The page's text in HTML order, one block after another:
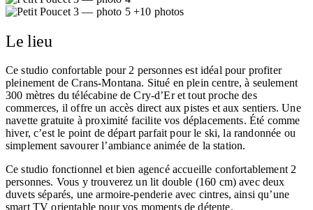
+10 photos
Le lieu
Ce studio confortable pour 2 personnes est idéal pour profiter
pleinement de Crans-Montana. Situé en plein centre, à seulement
300 mètres du télécabine de Cry-d’Er et tout proche des
commerces, il offre un accès direct aux pistes et aux sentiers. Une
navette gratuite à proximité facilite vos déplacements. Été comme
hiver, c’est le point de départ parfait pour le ski, la randonnée ou
simplement savourer l’ambiance animée de la station.
Ce studio fonctionnel et bien agencé accueille confortablement 2
personnes. Vous y trouverez un lit double (160 cm) avec deux
duvets séparés, une armoire-penderie avec cintres, ainsi qu’une
smart TV orientable pour vos moments de détente.